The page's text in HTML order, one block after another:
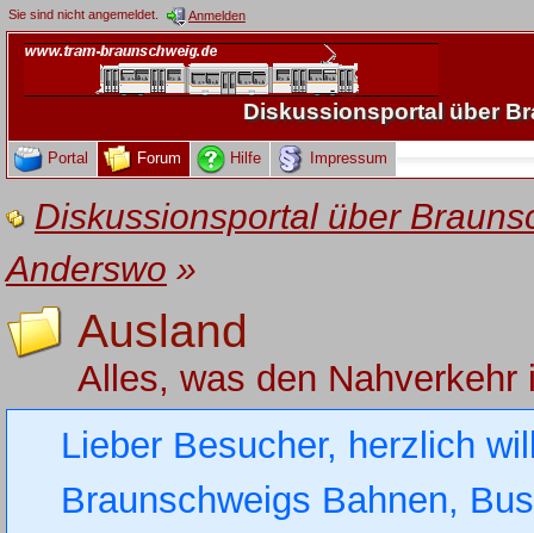
Sie sind nicht angemeldet. Anmelden
Diskussionsportal über
Portal Forum Hilfe Impressum
Diskussionsportal über
Anderswo »
Ausland
Alles, was den Nahverkehr
Lieber Besucher, herzlich
Braunschweigs Bahnen,